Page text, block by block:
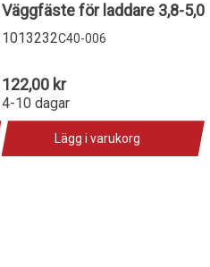
Väggfäste för laddare 3,8-5,0
1013232C40-006
122,00 kr
4-10 dagar
Lägg i varukorg